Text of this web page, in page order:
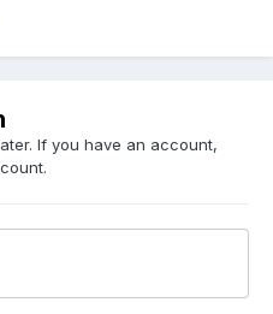
If you have an account,